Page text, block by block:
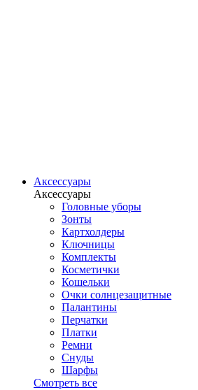
Аксессуары
Аксессуары
Головные уборы
Зонты
Картхолдеры
Ключницы
Комплекты
Косметички
Кошельки
Очки солнцезащитные
Палантины
Перчатки
Платки
Ремни
Снуды
Шарфы
Смотреть все